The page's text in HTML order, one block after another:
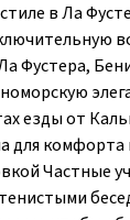
в Ла
Фустера,
езды от
для
Частные